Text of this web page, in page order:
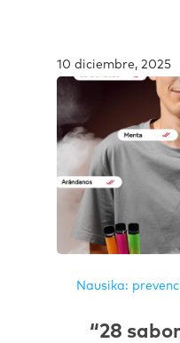
10 diciembre, 2025
Nausika:
“28